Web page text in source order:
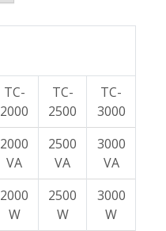
TC-
2000
TC-
2500
TC-
3000
2000
VA
2500
VA
3000
VA
2000
W
2500
W
3000
W